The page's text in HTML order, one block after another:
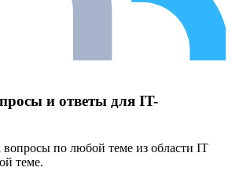
и ответы для IT-
вопросы по любой теме из области IT
теме.